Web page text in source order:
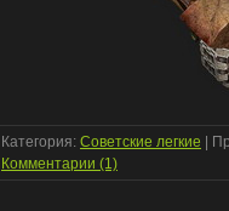
Категория: Советские легкие |
Комментарии (1)